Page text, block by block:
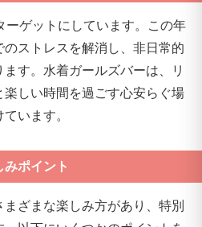
ーゲットにしています。この年
ストレスを解消し、非日常的
す。水着ガールズバーは、リ
しい時間を過ごす心安らぐ場
います。
ポイント
ざまな楽しみ方があり、特別